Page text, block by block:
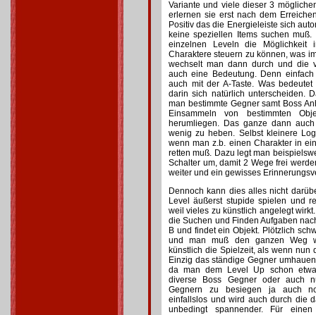
Variante und viele dieser 3
erlernen sie erst nach dem
Positiv das die Energieleiste sich
keine speziellen Items suchen
einzelnen Leveln die Möglichkeit
Charaktere steuern zu können, was
wechselt man dann durch und die
auch eine Bedeutung. Denn
auch mit der A-Taste. Was
darin sich natürlich unterscheiden.
man bestimmte Gegner samt Boss
Einsammeln von bestimmten
herumliegen. Das ganze dann
wenig zu heben. Selbst kleinere
wenn man z.b. einen Charakter in
retten muß. Dazu legt man
Schalter um, damit 2 Wege frei
weiter und ein gewisses
Dennoch kann dies alles nicht
Level äußerst stupide spielen und
weil vieles zu künstlich angelegt
die Suchen und Finden Aufgaben
B und findet ein Objekt. Plötzlich
und man muß den ganzen Weg
künstlich die Spielzeit, als wenn nun
Einzig das ständige Gegner
da man dem Level Up schon
diverse Boss Gegner oder auch
Gegnern zu besiegen ja auch
einfallslos und wird auch durch die
unbedingt spannender. Für